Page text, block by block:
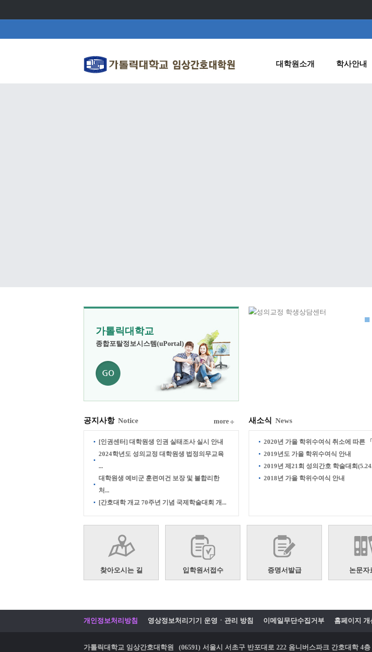
대학원소개 학사안내
가톨릭대학교
종합포탈정보시스템(uPortal)
공지사항 Notice
[인권센터] 대학원생 인권 실태조사 실시 안내
2024학년도 성의교정 대학원생 법정의무교육
...
대학원생 예비군 훈련여건 보장 및 불합리한
처...
[간호대학 개교 70주년 기념 국제학술대회 개...
more 새소식 News
2020년 가을 학위수여식 취소에 따른
2019년도 가을 학위수여식 안내
2019년 제21회 성의간호 학술대회
2018년 가을 학위수여식 안내
찾아오시는 길 입학원서접수 증명서발급 논문자
개인정보처리방침 영상정보처리기기 운영ㆍ관리 방침 이메일무단수집거부 홈페이지 개
가톨릭대학교 임상간호대학원 (06591) 서울시 서초구 반포대로 222 옴니버스파크 간호대학 4층